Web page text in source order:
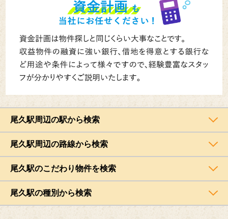
尾久駅周辺の駅から検索
尾久駅周辺の路線から検索
尾久駅のこだわり物件を検索
尾久駅の種別から検索